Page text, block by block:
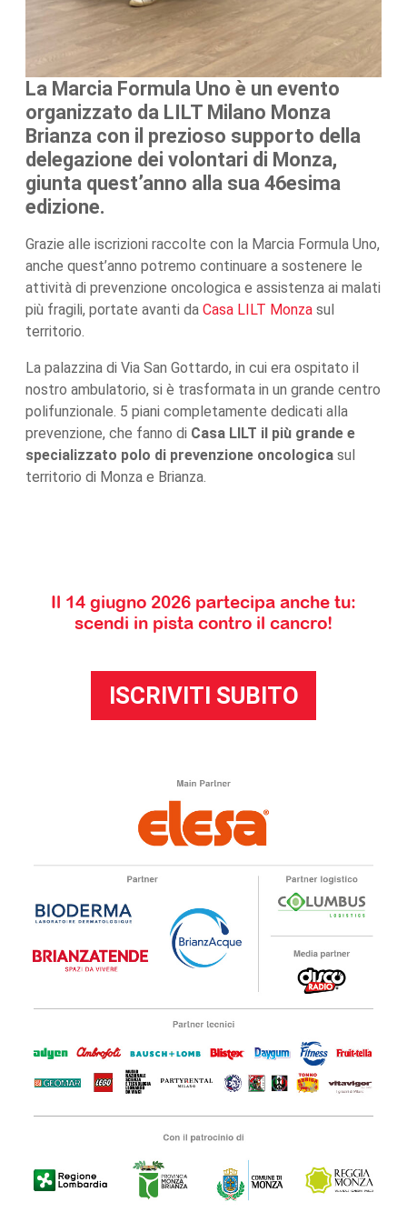
La Marcia Formula Uno è un evento
organizzato da LILT Milano Monza
Brianza con il prezioso supporto della
delegazione dei volontari di Monza,
giunta quest’anno alla sua 46esima
edizione.
Grazie alle iscrizioni raccolte con la Marcia Formula Uno,
anche quest’anno potremo continuare a sostenere le
attività di prevenzione oncologica e assistenza ai malati
più fragili, portate avanti da Casa LILT Monza sul
territorio.
La palazzina di Via San Gottardo, in cui era ospitato il
nostro ambulatorio, si è trasformata in un grande centro
polifunzionale. 5 piani completamente dedicati alla
prevenzione, che fanno di Casa LILT il più grande e
specializzato polo di prevenzione oncologica sul
territorio di Monza e Brianza.
Il 14 giugno 2026 partecipa anche tu:
scendi in pista contro il cancro!
ISCRIVITI SUBITO